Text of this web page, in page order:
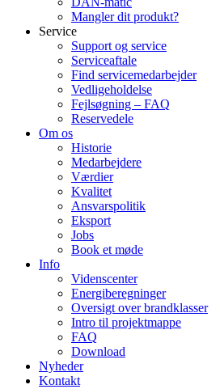
Mangler dit produkt?
Service
Support og service
Serviceaftale
Find servicemedarbejder
Vedligeholdelse
Fejlsøgning – FAQ
Reservedele
Om os
Historie
Medarbejdere
Værdier
Kvalitet
Ansvarspolitik
Eksport
Jobs
Book et møde
Info
Videnscenter
Energiberegninger
Oversigt over brandklasser
Intro til projektmappe
FAQ
Download
Nyheder
Kontakt